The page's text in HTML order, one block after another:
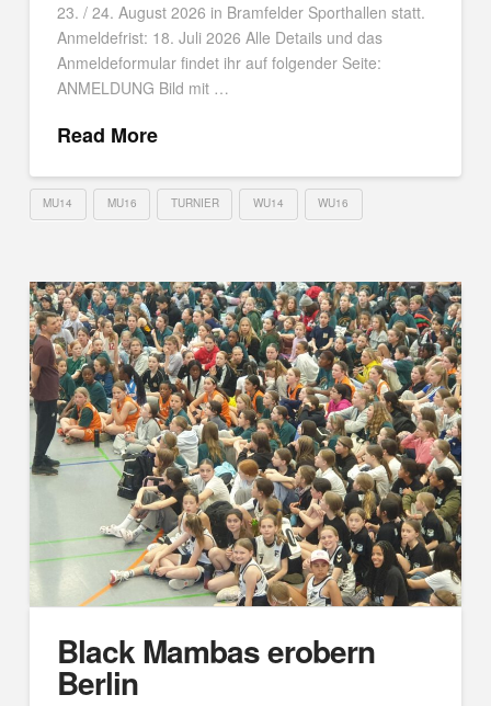
23. / 24. August 2026 in Bramfelder Sporthallen statt.
Anmeldefrist: 18. Juli 2026 Alle Details und das
Anmeldeformular findet ihr auf folgender Seite:
ANMELDUNG Bild mit …
Read More
MU14 MU16 TURNIER WU14 WU16
Black Mambas erobern
Berlin